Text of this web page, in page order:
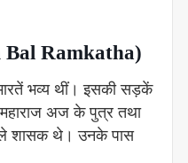
Bal Ramkatha)
भव्य थीं। इसकी सड़कें
महाराज अज के पुत्र तथा
शासक थे। उनके पास